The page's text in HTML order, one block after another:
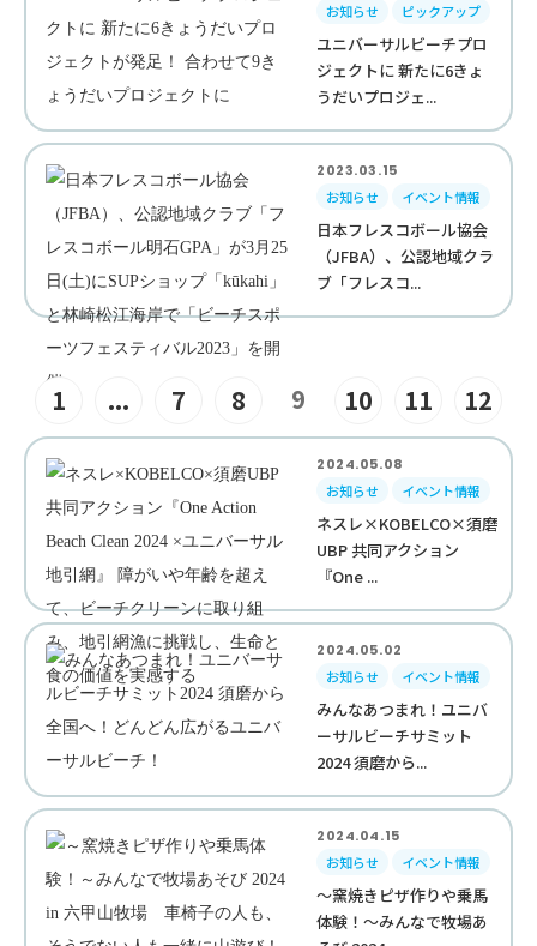
お知らせ
ピックアップ
ユニバーサルビーチプロ
ジェクトに 新たに6きょ
うだいプロジェ...
2023.03.15
お知らせ
イベント情報
日本フレスコボール協会
（JFBA）、公認地域クラ
ブ「フレスコ...
1 ... 7 8 9 10 11 12
2024.05.08
お知らせ
イベント情報
ネスレ×KOBELCO×須磨
UBP 共同アクション
『One ...
2024.05.02
お知らせ
イベント情報
みんなあつまれ！ユニバ
ーサルビーチサミット
2024 須磨から...
2024.04.15
お知らせ
イベント情報
～窯焼きピザ作りや乗馬
体験！～みんなで牧場あ